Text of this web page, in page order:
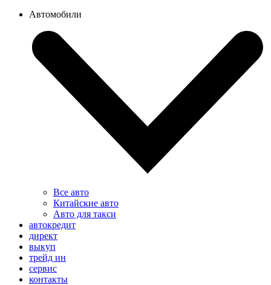
Автомобили
Все авто
Китайские авто
Авто для такси
автокредит
директ
выкуп
трейд ин
сервис
контакты